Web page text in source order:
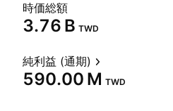
時価総額
‪3.76 B‬ TWD
純利益 (通期)
‪590.00 M‬ TWD